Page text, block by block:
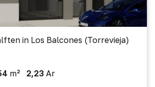
in Los Balcones (Torrevieja)
m² 2,23 Ar